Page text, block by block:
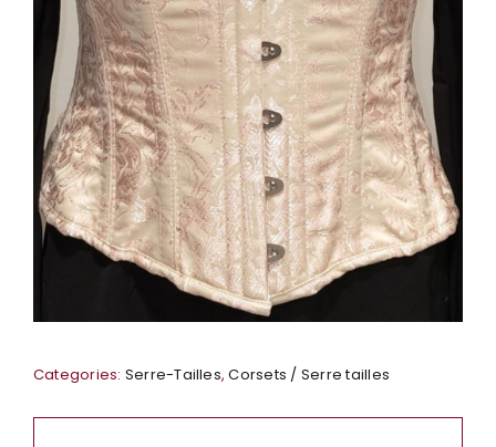
Categories: Serre-Tailles,Corsets / Serre tailles